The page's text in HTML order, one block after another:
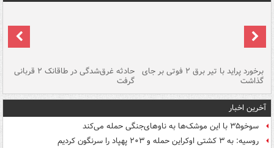
برخورد پراید با تیر برق ۲ فوتی بر جای
گذاشت
حادثه غرق‌شدگی در طاقانک ۲ قربانی
گرفت
آخرین اخبار
سوخو۳۵ با این موشک‌ها به ناوهای‌جنگی حمله می‌کند
روسیه: به ۳ کشتی اوکراین حمله و ۲۰۳ پهپاد را سرنگون کردیم